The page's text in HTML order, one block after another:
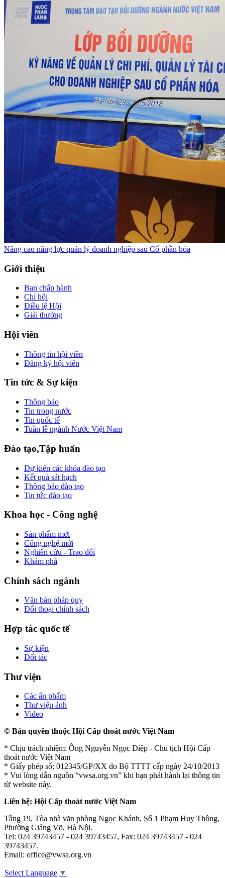
Nâng cao năng lực quản lý doanh nghiệp sau Cổ phần hóa
Giới thiệu
Ban chấp hành
Chi hội
Điều lệ Hội
Giải thưởng
Hội viên
Thông tin hội viên
Đăng ký hội viên
Tin tức & Sự kiện
Thông báo
Tin trong nước
Tin quốc tế
Tuần lễ ngành Nước Việt Nam
Đào tạo,Tập huấn
Dự kiến các khóa đào tạo
Kết quả sát hạch
Thông báo đào tạo
Tin tức đào tạo
Khoa học - Công nghệ
Sản phẩm mới
Công nghệ mới
Nghiên cứu - Trao đổi
Khám phá
Chính sách ngành
Văn bản pháp quy
Đối thoại chính sách
Hợp tác quốc tế
Sự kiện
Đối tác
Thư viện
Các ấn phẩm
Thư viện ảnh
Video
© Bản quyền thuộc Hội Cấp thoát nước Việt Nam
* Chịu trách nhiệm: Ông Nguyễn Ngọc Điệp - Chủ tịch Hội Cấp
thoát nước Việt Nam
* Giấy phép số: 012345/GP/XX do Bộ TTTT cấp ngày 24/10/2013
* Vui lòng dẫn nguồn “vwsa.org.vn” khi bạn phát hành lại thông tin
từ website này.
Liên hệ: Hội Cấp thoát nước Việt Nam
Tầng 19, Tòa nhà văn phòng Ngọc Khánh, Số 1 Phạm Huy Thông,
Phường Giảng Võ, Hà Nội.
Tel: 024 39743457 - 024 39743457, Fax: 024 39743457 - 024
39743457.
Email: office@vwsa.org.vn
Select Language ▼